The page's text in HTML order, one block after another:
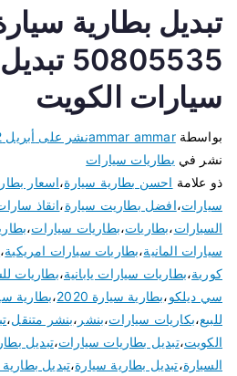
تبديل بطارية
سيارات الكويت
بواسطةammar ammarنشر على أبريل 12, 2020
نشر في بطاريات سيارات
ذو علامة احسن بطارية سيارة،اسعار
سيارات،افضل بطاريت سيارة،انقاذ
السيارات،بطاريات،بطاريات سيارات،
سيارات المانية،بطاريات سيارات امريكية،
كورية،بطاريات سيارات يابانية،بطاريات
سي ديلكو،بطارية سيارة 2020 ،بطارية
للبيع،بكاريات سيارات،بنشر ،بنشر متنقل،
الكويت،تبديل بطاريات سيارات،تبديل
السيارة،تبديل بطارية سيارة،تبديل